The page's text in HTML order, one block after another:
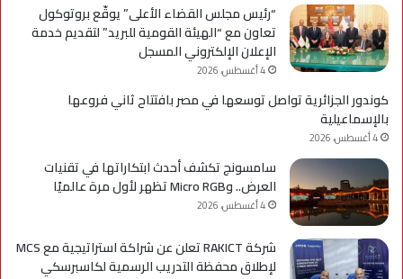
“رئيس مجلس القضاء الأعلى” يوقّع بروتوكول
تعاون مع “الهيئة القومية للبريد” لتقديم خدمة
الإعلان الإلكتروني المسجل
4 أغسطس، 2026
كوندور الجزائرية تواصل توسعها في مصر بافتتاح ثاني فروعها
بالإسماعيلية
4 أغسطس، 2026
سامسونج تكشف أحدث ابتكاراتها في تقنيات
العرض.. وMicro RGB تظهر لأول مرة عالميًا
4 أغسطس، 2026
شركة RAKICT تعلن عن شراكة استراتيجية مع MCS
لإطلاق محفظة التدريب الرسمية لكاسبرسكي